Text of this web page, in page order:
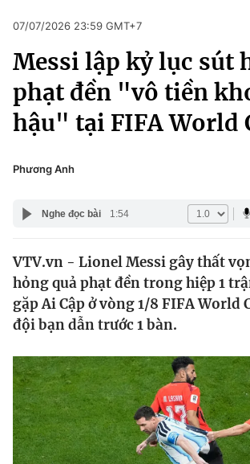
Chuyên mục
Chính trị
Xã hội
Pháp luật
Y tế
Thế giới
Tin tức
Thế giới đó đây
Câu chuyện quốc tế
Kinh tế
Thị trường
Góc doanh nghiệp
Dữ liệu và đời sống
Truyền hình
Phim VTV
Giải trí
Pháp luật
Kinh tế
Thể thao
Truyền hình
Văn hóa - Giải trí
07/07/2026 23:59 GMT+7
Messi lập kỷ lục sút
phạt đền "vô tiền
hậu" tại FIFA World
Phương Anh
Nghe đọc bài 1:54
VTV.vn - Lionel Messi gây thất
hỏng quả phạt đền trong hiệp 1
gặp Ai Cập ở vòng 1/8 FIFA World
đội bạn dẫn trước 1 bàn.